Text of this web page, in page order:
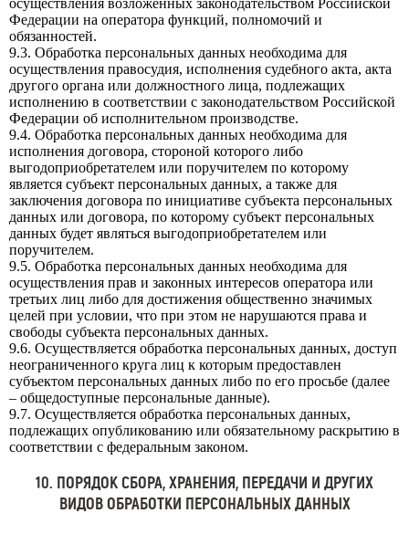
осуществления возложенных законодательством Российской
Федерации на оператора функций, полномочий и
обязанностей.
9.3. Обработка персональных данных необходима для
осуществления правосудия, исполнения судебного акта, акта
другого органа или должностного лица, подлежащих
исполнению в соответствии с законодательством Российской
Федерации об исполнительном производстве.
9.4. Обработка персональных данных необходима для
исполнения договора, стороной которого либо
выгодоприобретателем или поручителем по которому
является субъект персональных данных, а также для
заключения договора по инициативе субъекта персональных
данных или договора, по которому субъект персональных
данных будет являться выгодоприобретателем или
поручителем.
9.5. Обработка персональных данных необходима для
осуществления прав и законных интересов оператора или
третьих лиц либо для достижения общественно значимых
целей при условии, что при этом не нарушаются права и
свободы субъекта персональных данных.
9.6. Осуществляется обработка персональных данных, доступ
неограниченного круга лиц к которым предоставлен
субъектом персональных данных либо по его просьбе (далее
– общедоступные персональные данные).
9.7. Осуществляется обработка персональных данных,
подлежащих опубликованию или обязательному раскрытию в
соответствии с федеральным законом.
10. ПОРЯДОК СБОРА, ХРАНЕНИЯ, ПЕРЕДАЧИ И ДРУГИХ
ВИДОВ ОБРАБОТКИ ПЕРСОНАЛЬНЫХ ДАННЫХ